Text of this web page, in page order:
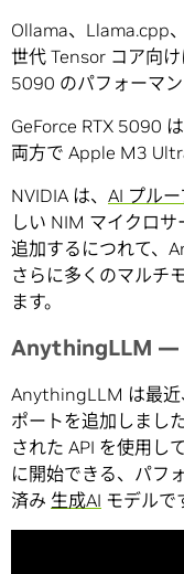
Ollama、Llama.cpp
世代 Tensor コア向
5090 のパフォーマ
GeForce RTX 5090
両方で Apple M3
NVIDIA は、 AI プル
しい NIM マイクロ
追加するにつれて、
さらに多くのマルチ
ます。
AnythingLLM —
AnythingLLM は最近
ポートを追加しまし
された API を使用し
に開始できる、パフ
済み 生成AI モデルで